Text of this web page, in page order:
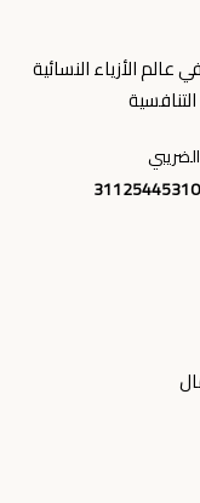
الأزياء النسائية